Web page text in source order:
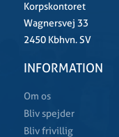
Korpskontoret
Wagnersvej 33
2450 Kbhvn. SV
INFORMATION
Om os
Bliv spejder
Bliv frivillig